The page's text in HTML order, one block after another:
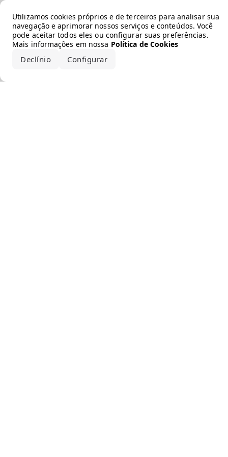
Utilizamos cookies próprios e de terceiros para analisar sua
navegação e aprimorar nossos serviços e conteúdos. Você
pode aceitar todos eles ou configurar suas preferências.
Mais informações em nossa Política de Cookies
Declínio Configurar
Error loading the brand